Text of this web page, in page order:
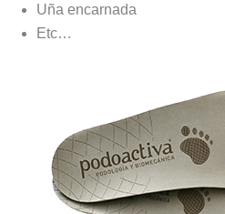
Uña encarnada
Etc…